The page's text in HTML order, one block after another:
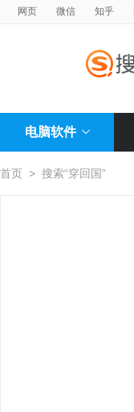
网页 微信 知乎
电脑软件
首页 > 搜索“穿回国”